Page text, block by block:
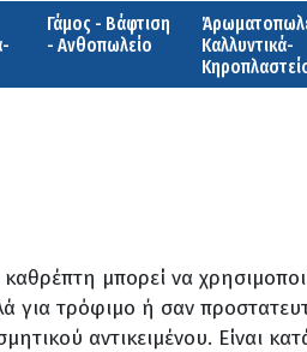
Γάμος - Βάφτιση
- Ανθοπωλείο
Καλλυντικά-
μπορεί να
για τρόφιμο ή σαν
αντικειμένου. Είναι